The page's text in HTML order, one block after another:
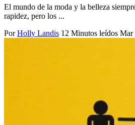
El mundo de la moda y la belleza
rapidez, pero los ...
Por Holly Landis 12 Minutos leídos Mar